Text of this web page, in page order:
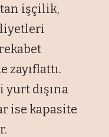
işçilik,
zayıflattı.
dışına
ise kapasite